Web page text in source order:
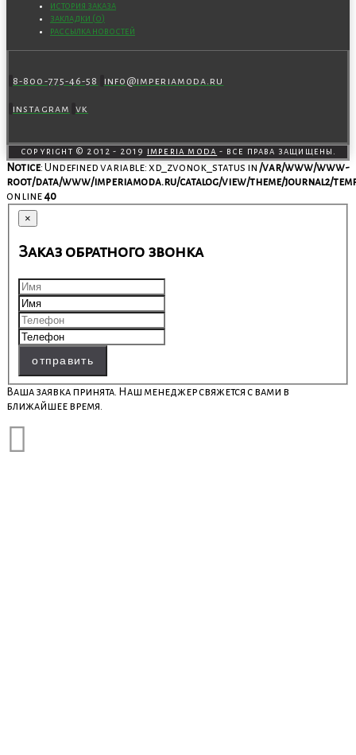
история заказа
закладки (0)
рассылка новостей
8-800-775-46-58 info@imperiamoda.ru
instagram vk
copyright © 2012 - 2019 imperia moda - все права защищены.
Notice: Undefined variable: xd_zvonok_status in /var/www/www-
root/data/www/imperiamoda.ru/catalog/view/theme/journal2/
on line40
×
Заказ обратного звонка
отправить
Ваша заявка принята. Наш менеджер свяжется с вами в
ближайшее время.